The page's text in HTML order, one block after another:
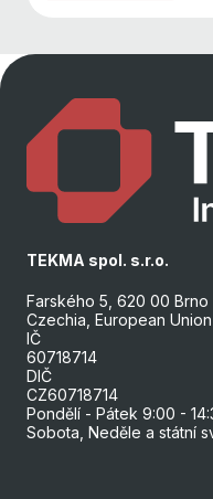
TEKMA spol. s.r.o.
Farského 5, 620 00 Brno
Czechia, European Union
IČ
60718714
DIČ
CZ60718714
Pondělí - Pátek 9:00 -
Sobota, Neděle a státní